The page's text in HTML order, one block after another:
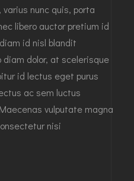
nunc quis, porta
libero auctor pretium id
id nisl blandit
dolor, at scelerisque
id lectus eget purus
ac sem luctus
vulputate magna
nisi